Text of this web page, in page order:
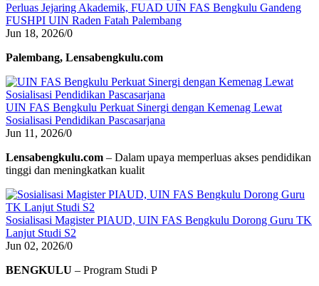
Perluas Jejaring Akademik, FUAD UIN FAS Bengkulu Gandeng
FUSHPI UIN Raden Fatah Palembang
Jun 18, 2026/0
Palembang, Lensabengkulu.com
UIN FAS Bengkulu Perkuat Sinergi dengan Kemenag Lewat
Sosialisasi Pendidikan Pascasarjana
Jun 11, 2026/0
Lensabengkulu.com – Dalam upaya memperluas akses pendidikan
tinggi dan meningkatkan kualit
Sosialisasi Magister PIAUD, UIN FAS Bengkulu Dorong Guru TK
Lanjut Studi S2
Jun 02, 2026/0
BENGKULU – Program Studi P